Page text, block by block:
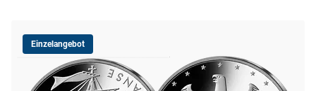
Einzelangebot